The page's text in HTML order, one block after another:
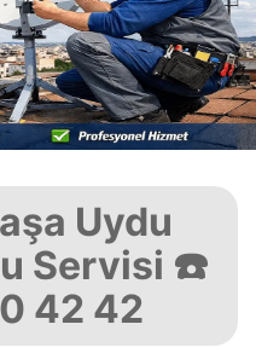
Uydu
Servisi ☎️
42 42